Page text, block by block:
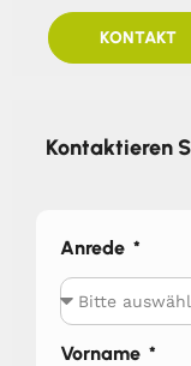
KONTAKT
Kontaktieren
Anrede
Vorname